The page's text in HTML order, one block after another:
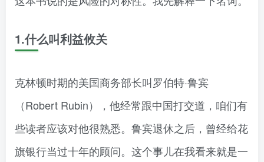
1.什么叫利益攸关
克林顿时期的美国商务部长叫罗伯特·鲁宾
（Robert Rubin），他经常跟中国打交道，咱们有
些读者应该对他很熟悉。鲁宾退休之后，曾经给花
旗银行当过十年的顾问。这个事儿在我看来就是一